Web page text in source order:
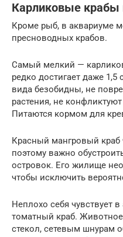
Карликовые крабы
Кроме рыб, в аквариуме
пресноводных крабов.
Самый мелкий —
редко достигает даже
вида безобидны, не
растения, не
Питаются кормом для
Красный мангровый краб
поэтому важно
островок. Его жилище
чтобы исключить
Неплохо себя чувствует
томатный краб.
стекол, сетевым шнурам